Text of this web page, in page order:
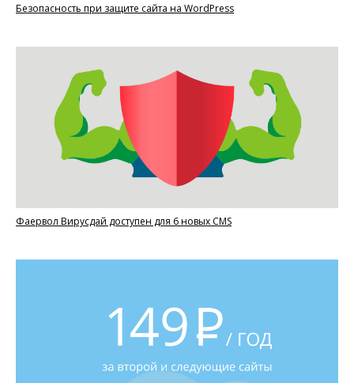
Безопасность при защите сайта на WordPress
Фаервол Вирусдай доступен для 6 новых CMS